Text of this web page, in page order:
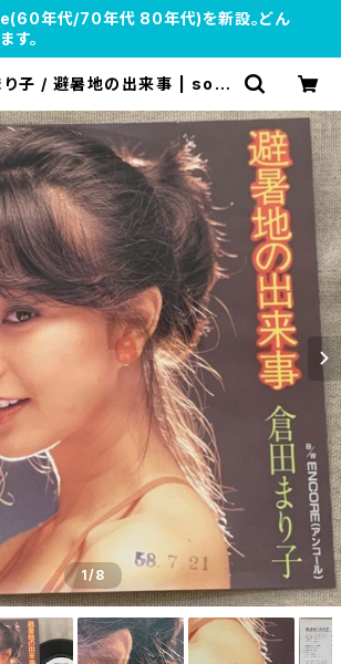
年代/70年代 80年代)を新設。どん
す。
り子 / 避暑地の出来事 | soul
1/8